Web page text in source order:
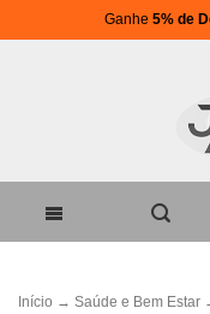
Ganhe 5% de
Início → Saúde e Bem Estar